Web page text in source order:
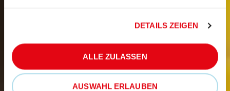
DETAILS ZEIGEN
ALLE ZULASSEN
AUSWAHL ERLAUBEN